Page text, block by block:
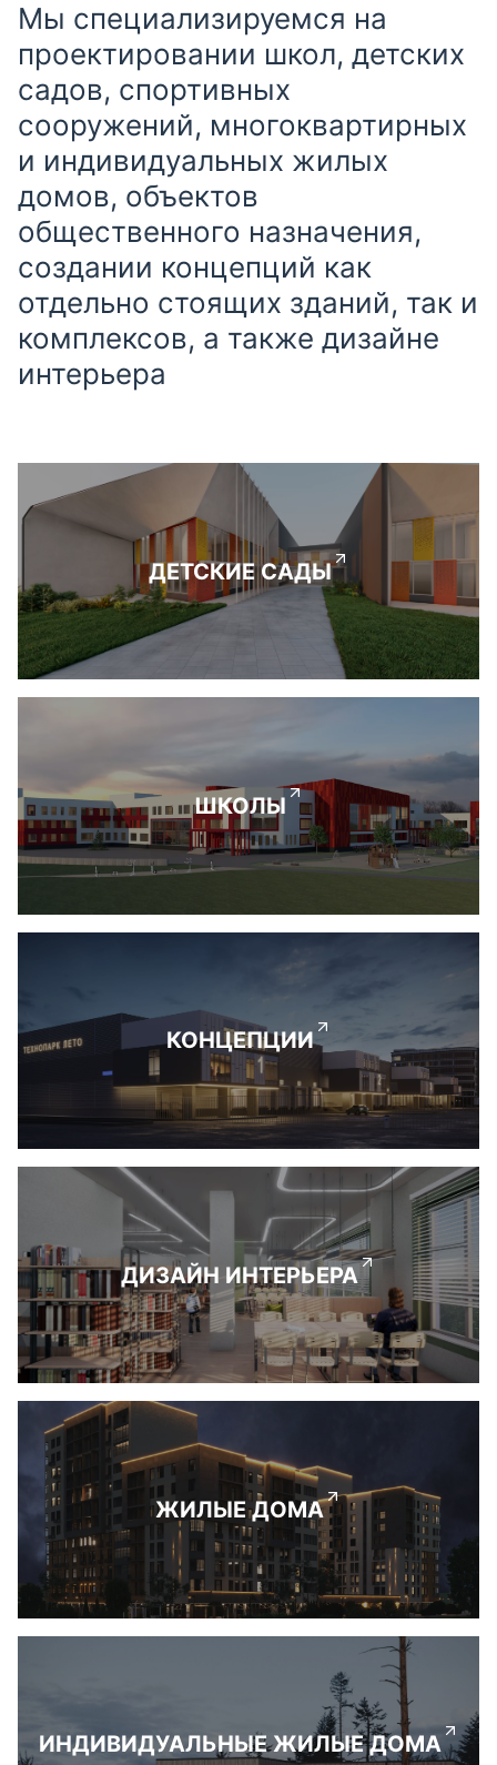
Мы специализируемся на
проектировании школ, детских
садов, спортивных
сооружений, многоквартирных
и индивидуальных жилых
домов, объектов
общественного назначения,
создании концепций как
отдельно стоящих зданий, так и
комплексов, а также дизайне
интерьера
ДЕТСКИЕ САДЫ
ШКОЛЫ
КОНЦЕПЦИИ
ДИЗАЙН ИНТЕРЬЕРА
ЖИЛЫЕ ДОМА
ИНДИВИДУАЛЬНЫЕ ЖИЛЫЕ ДОМА